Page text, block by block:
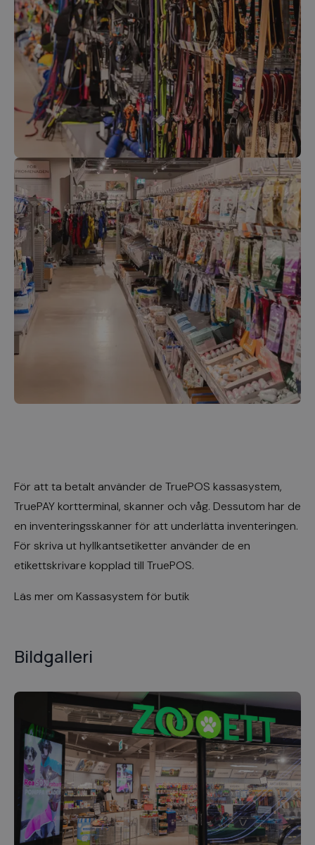
För att ta betalt använder de TruePOS kassasystem,
TruePAY kortterminal, skanner och våg. Dessutom har de
en inventeringsskanner för att underlätta inventeringen.
För skriva ut hyllkantsetiketter använder de en
etikettskrivare kopplad till TruePOS.
Läs mer om Kassasystem för butik
Bildgalleri